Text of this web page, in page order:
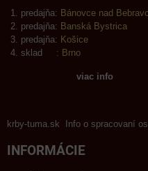
predajňa: Bánovce nad
predajňa: Banská Bystrica
predajňa: Košice 0915
sklad : Brno +420
viac info
krby-tuma.sk Info o spracovaní
INFORMÁCIE